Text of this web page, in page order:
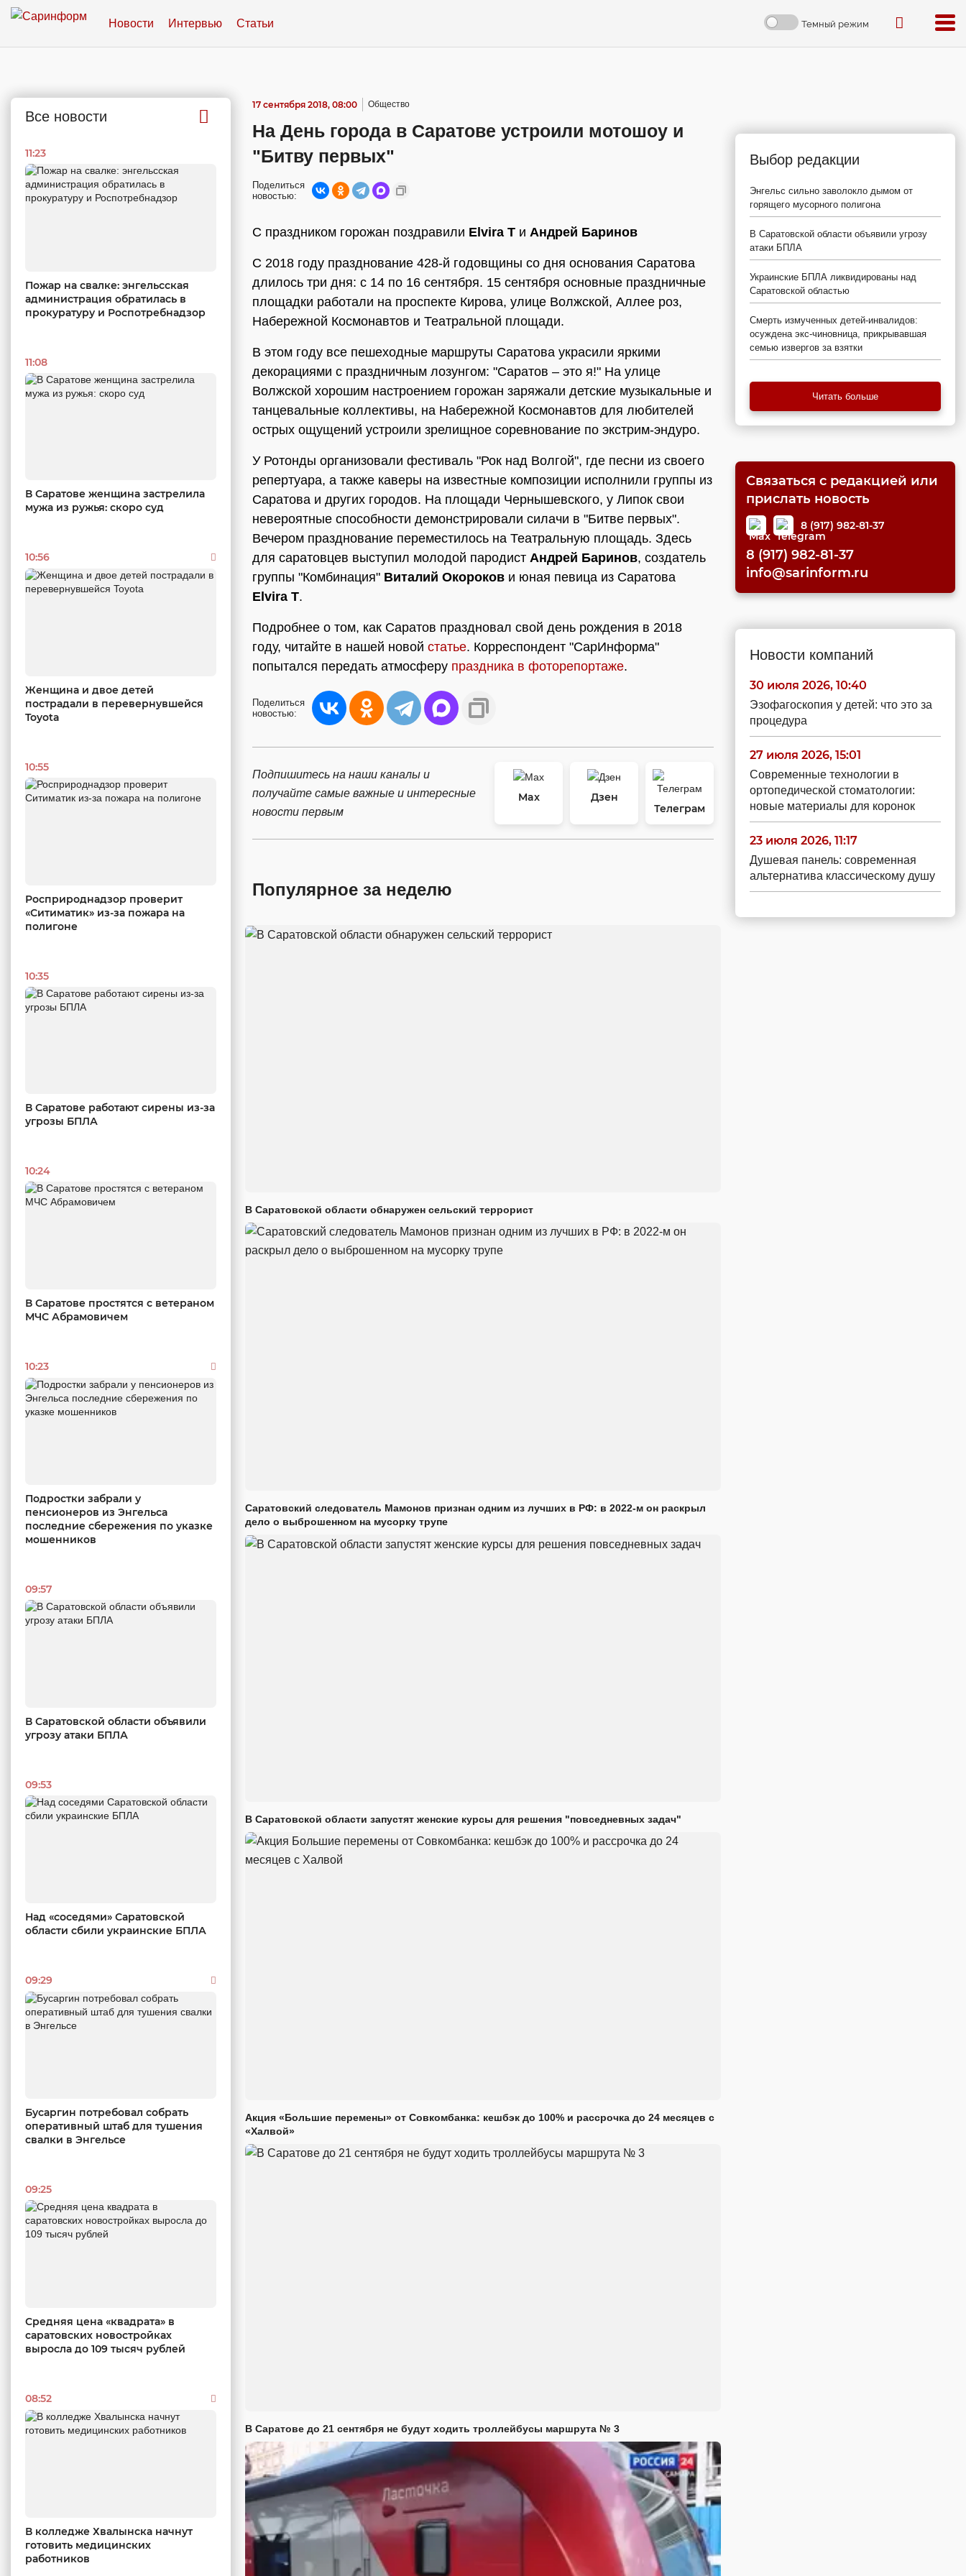
Новости Интервью Статьи Темный режим
Все новости
11:23
Пожар на свалке: энгельсская
администрация обратилась в
прокуратуру и Роспотребнадзор
11:08
В Саратове женщина застрелила
мужа из ружья: скоро суд
10:56
Женщина и двое детей
пострадали в перевернувшейся
Toyota
10:55
Росприроднадзор проверит
«Ситиматик» из-за пожара на
полигоне
10:35
В Саратове работают сирены из-за
угрозы БПЛА
10:24
В Саратове простятся с ветераном
МЧС Абрамовичем
10:23
Подростки забрали у
пенсионеров из Энгельса
последние сбережения по указке
мошенников
09:57
В Саратовской области объявили
угрозу атаки БПЛА
09:53
Над «соседями» Саратовской
области сбили украинские БПЛА
09:29
Бусаргин потребовал собрать
оперативный штаб для тушения
свалки в Энгельсе
09:25
Средняя цена «квадрата» в
саратовских новостройках
выросла до 109 тысяч рублей
08:52
В колледже Хвалынска начнут
готовить медицинских
работников
17 сентября 2018, 08:00 Общество
На День города в Саратове устроили мотошоу и
"Битву первых"
Поделиться
новостью:
С праздником горожан поздравили Elvira T и Андрей Баринов
С 2018 году празднование 428-й годовщины со дня основания Саратова
длилось три дня: с 14 по 16 сентября. 15 сентября основные праздничные
площадки работали на проспекте Кирова, улице Волжской, Аллее роз,
Набережной Космонавтов и Театральной площади.
В этом году все пешеходные маршруты Саратова украсили яркими
декорациями с праздничным лозунгом: "Саратов – это я!" На улице
Волжской хорошим настроением горожан заряжали детские музыкальные и
танцевальные коллективы, на Набережной Космонавтов для любителей
острых ощущений устроили зрелищное соревнование по экстрим-эндуро.
У Ротонды организовали фестиваль "Рок над Волгой", где песни из своего
репертуара, а также каверы на известные композиции исполнили группы из
Саратова и других городов. На площади Чернышевского, у Липок свои
невероятные способности демонстрировали силачи в "Битве первых".
Вечером празднование переместилось на Театральную площадь. Здесь
для саратовцев выступил молодой пародист Андрей Баринов, создатель
группы "Комбинация" Виталий Окороков и юная певица из Саратова
Elvira T.
Подробнее о том, как Саратов праздновал свой день рождения в 2018
году, читайте в нашей новой статье. Корреспондент "СарИнформа"
попытался передать атмосферу праздника в фоторепортаже.
Поделиться
новостью:
Подпишитесь на наши каналы и
получайте самые важные и интересные
новости первым
Max
Дзен
Телеграм
Популярное за неделю
В Саратовской области обнаружен сельский террорист
Саратовский следователь Мамонов признан одним из лучших в РФ: в 2022-м он раскрыл
дело о выброшенном на мусорку трупе
В Саратовской области запустят женские курсы для решения "повседневных задач"
Акция «Большие перемены» от Совкомбанка: кешбэк до 100% и рассрочка до 24 месяцев с
«Халвой»
В Саратове до 21 сентября не будут ходить троллейбусы маршрута № 3
Выбор редакции
Энгельс сильно заволокло дымом от
горящего мусорного полигона
В Саратовской области объявили угрозу
атаки БПЛА
Украинские БПЛА ликвидированы над
Саратовской областью
Смерть измученных детей-инвалидов:
осуждена экс-чиновница, прикрывавшая
семью извергов за взятки
Читать больше
Связаться с редакцией или
прислать новость
8 (917) 982-81-37
8 (917) 982-81-37
info@sarinform.ru
Новости компаний
30 июля 2026, 10:40
Эзофагоскопия у детей: что это за
процедура
27 июля 2026, 15:01
Современные технологии в
ортопедической стоматологии:
новые материалы для коронок
23 июля 2026, 11:17
Душевая панель: современная
альтернатива классическому душу